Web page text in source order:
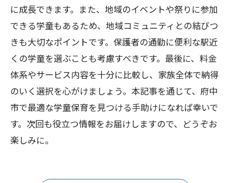
に成長できます。また、地域のイベントや祭りに参加
できる学童もあるため、地域コミュニティとの結びつ
きも大切なポイントです。保護者の通勤に便利な駅近
くの学童を選ぶことも考慮すべきです。最後に、料金
体系やサービス内容を十分に比較し、家族全体で納得
のいく選択を心がけましょう。本記事を通じて、府中
市で最適な学童保育を見つける手助けになれば幸いで
す。次回も役立つ情報をお届けしますので、どうぞお
楽しみに。